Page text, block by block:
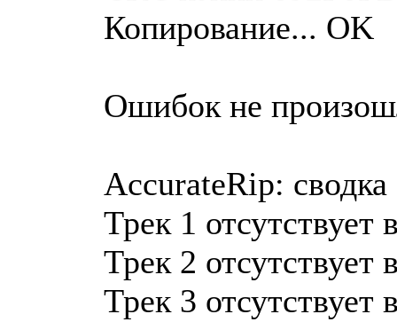
Копирование... OK
Ошибок не
AccurateRip: сводка
Трек 1 отсутствует
Трек 2 отсутствует
Трек 3 отсутствует